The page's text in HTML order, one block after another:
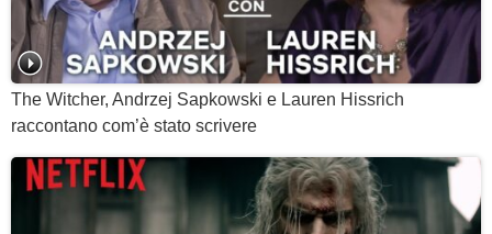
The Witcher, Andrzej Sapkowski e Lauren Hissrich
raccontano com’è stato scrivere